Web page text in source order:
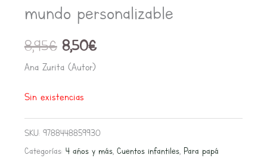
mundo personalizable
8,95€ 8,50€
Ana Zurita (Autor)
Sin existencias
SKU: 9788448859930
Categorías: 4 años y más, Cuentos infantiles, Para papá